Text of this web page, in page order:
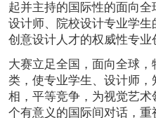
起并主持的国际性的面向
设计师、院校设计专业学
创意设计人才的权威性专业
大赛立足全国，面向全球
类，使专业学生、设计师
相，平等竞争，为视觉艺
个有意义的国际间对话，